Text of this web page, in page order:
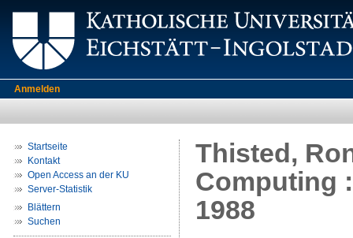
Anmelden
Startseite
Kontakt
Open Access an der KU
Server-Statistik
Blättern
Suchen
Thisted,
Computing
1988